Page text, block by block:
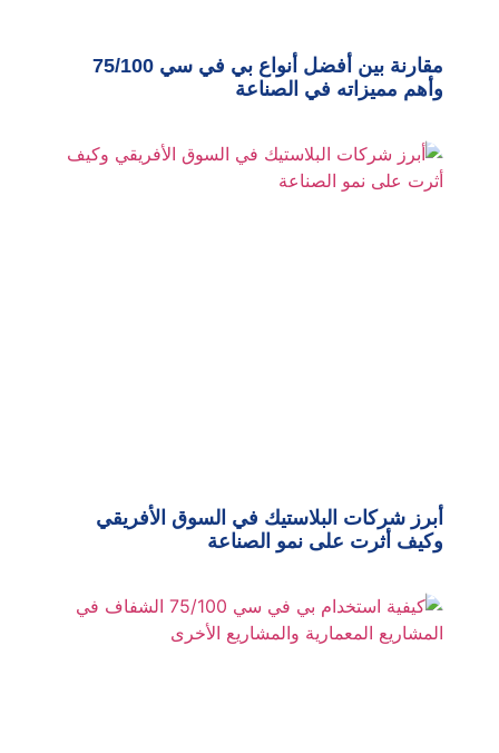
مقارنة بين أفضل أنواع بي في سي 75/100
وأهم مميزاته في الصناعة
أبرز شركات البلاستيك في السوق الأفريقي
وكيف أثرت على نمو الصناعة